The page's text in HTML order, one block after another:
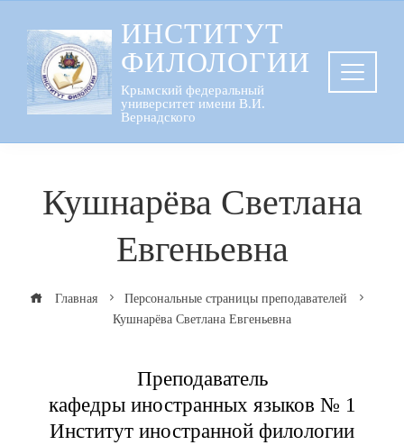
содержанию
ИНСТИТУТ
ФИЛОЛОГИИ
Крымский федеральный
университет имени В.И.
Вернадского
Кушнарёва Светлана
Евгеньевна
Главная
Персональные страницы преподавателей
Кушнарёва Светлана Евгеньевна
Преподаватель
кафедры иностранных языков № 1
Институт иностранной филологии